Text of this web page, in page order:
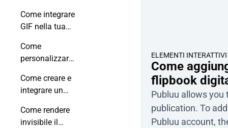
flipbook?
Come integrare
GIF nella tua
online?
Come
personalizzare
interattivi?
Come creare e
integrare un
personalizzato
Come rendere
invisibile il
ELEMENTI INTERATTIVI
Come
flipbook
Publuu allows
publication. To
Publuu account,